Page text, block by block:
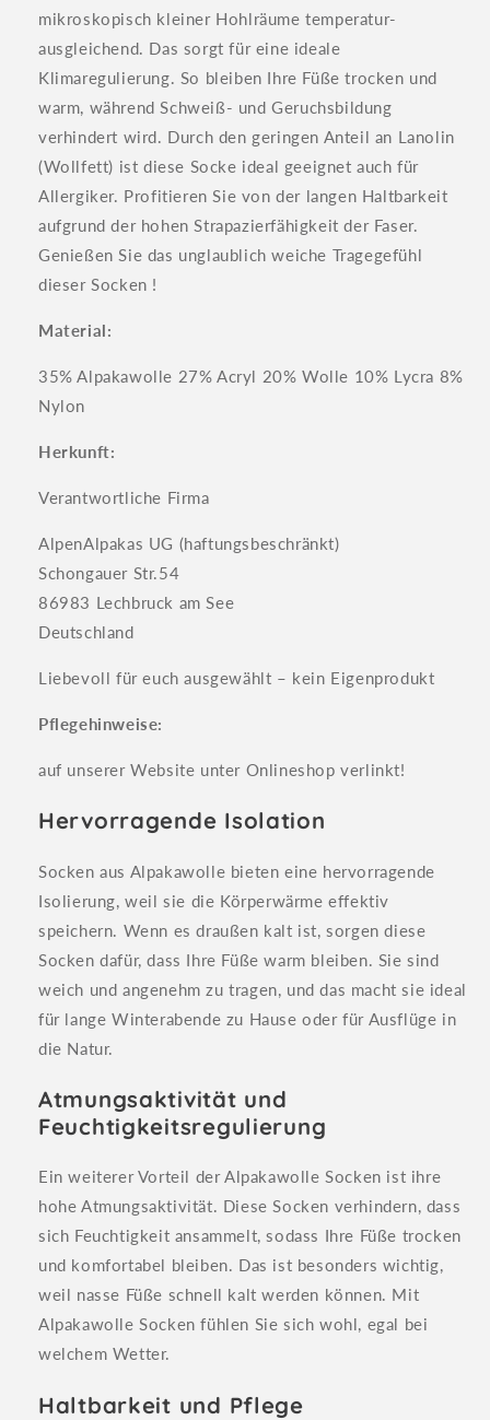
mikroskopisch kleiner Hohlräume temperatur-
ausgleichend. Das sorgt für eine ideale
Klimaregulierung. So bleiben Ihre Füße trocken und
warm, während Schweiß- und Geruchsbildung
verhindert wird. Durch den geringen Anteil an Lanolin
(Wollfett) ist diese Socke ideal geeignet auch für
Allergiker. Profitieren Sie von der langen Haltbarkeit
aufgrund der hohen Strapazierfähigkeit der Faser.
Genießen Sie das unglaublich weiche Tragegefühl
dieser Socken !
Material:
35% Alpakawolle 27% Acryl 20% Wolle 10% Lycra 8%
Nylon
Herkunft:
Verantwortliche Firma
AlpenAlpakas UG (haftungsbeschränkt)
Schongauer Str.54
86983 Lechbruck am See
Deutschland
Liebevoll für euch ausgewählt – kein Eigenprodukt
Pflegehinweise:
auf unserer Website unter Onlineshop verlinkt!
Hervorragende Isolation
Socken aus Alpakawolle bieten eine hervorragende
Isolierung, weil sie die Körperwärme effektiv
speichern. Wenn es draußen kalt ist, sorgen diese
Socken dafür, dass Ihre Füße warm bleiben. Sie sind
weich und angenehm zu tragen, und das macht sie ideal
für lange Winterabende zu Hause oder für Ausflüge in
die Natur.
Atmungsaktivität und
Feuchtigkeitsregulierung
Ein weiterer Vorteil der Alpakawolle Socken ist ihre
hohe Atmungsaktivität. Diese Socken verhindern, dass
sich Feuchtigkeit ansammelt, sodass Ihre Füße trocken
und komfortabel bleiben. Das ist besonders wichtig,
weil nasse Füße schnell kalt werden können. Mit
Alpakawolle Socken fühlen Sie sich wohl, egal bei
welchem Wetter.
Haltbarkeit und Pflege